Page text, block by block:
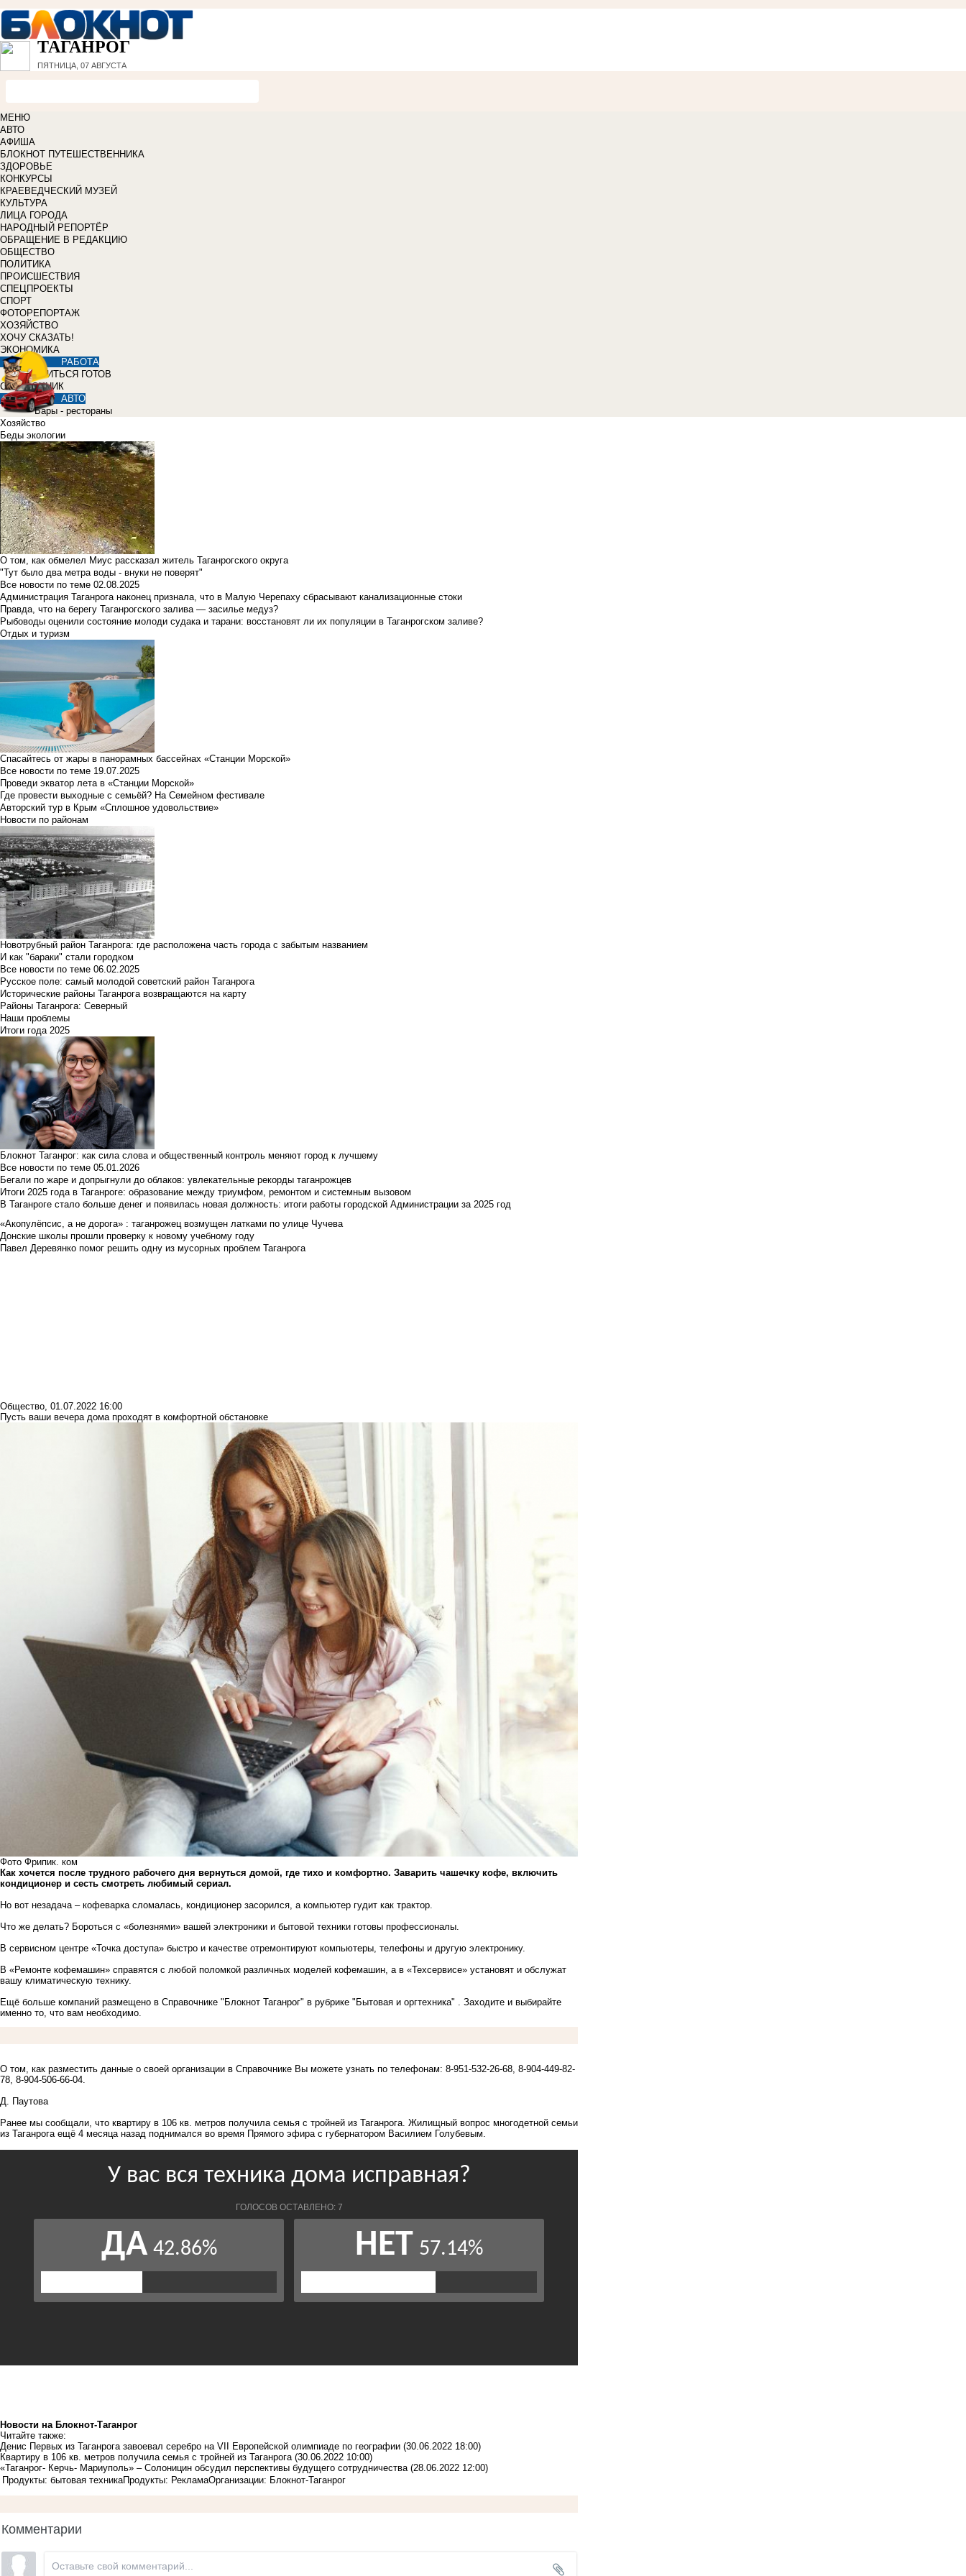
ТАГАНРОГ
ПЯТНИЦА, 07 АВГУСТА
МЕНЮ
АВТО
АФИША
БЛОКНОТ ПУТЕШЕСТВЕННИКА
ЗДОРОВЬЕ
КОНКУРСЫ
КРАЕВЕДЧЕСКИЙ МУЗЕЙ
КУЛЬТУРА
ЛИЦА ГОРОДА
НАРОДНЫЙ РЕПОРТЁР
ОБРАЩЕНИЕ В РЕДАКЦИЮ
ОБЩЕСТВО
ПОЛИТИКА
ПРОИСШЕСТВИЯ
СПЕЦПРОЕКТЫ
СПОРТ
ФОТОРЕПОРТАЖ
ХОЗЯЙСТВО
ХОЧУ СКАЗАТЬ!
ЭКОНОМИКА
РАБОТА
УЧИТЬСЯ ГОТОВ
СПРАВОЧНИК
АВТО
Бары - рестораны
Хозяйство
Беды экологии
О том, как обмелел Миус рассказал житель Таганрогского округа
"Тут было два метра воды - внуки не поверят"
Все новости по теме 02.08.2025
Администрация Таганрога наконец признала, что в Малую Черепаху сбрасывают канализационные стоки
Правда, что на берегу Таганрогского залива — засилье медуз?
Рыбоводы оценили состояние молоди судака и тарани: восстановят ли их популяции в Таганрогском заливе?
Отдых и туризм
Спасайтесь от жары в панорамных бассейнах «Станции Морской»
Все новости по теме 19.07.2025
Проведи экватор лета в «Станции Морской»
Где провести выходные с семьёй? На Семейном фестивале
Авторский тур в Крым «Сплошное удовольствие»
Новости по районам
Новотрубный район Таганрога: где расположена часть города с забытым названием
И как "бараки" стали городком
Все новости по теме 06.02.2025
Русское поле: самый молодой советский район Таганрога
Исторические районы Таганрога возвращаются на карту
Районы Таганрога: Северный
Наши проблемы
Итоги года 2025
Блокнот Таганрог: как сила слова и общественный контроль меняют город к лучшему
Все новости по теме 05.01.2026
Бегали по жаре и допрыгнули до облаков: увлекательные рекорды таганрожцев
Итоги 2025 года в Таганроге: образование между триумфом, ремонтом и системным вызовом
В Таганроге стало больше денег и появилась новая должность: итоги работы городской Администрации за 2025 год
«Акопулёпсис, а не дорога» : таганрожец возмущен латками по улице Чучева
Донские школы прошли проверку к новому учебному году
Павел Деревянко помог решить одну из мусорных проблем Таганрога
Общество, 01.07.2022 16:00
Пусть ваши вечера дома проходят в комфортной обстановке
Фото Фрипик. ком
Как хочется после трудного рабочего дня вернуться домой, где тихо и комфортно. Заварить чашечку кофе, включить
кондиционер и сесть смотреть любимый сериал.
Но вот незадача – кофеварка сломалась, кондиционер засорился, а компьютер гудит как трактор.
Что же делать? Бороться с «болезнями» вашей электроники и бытовой техники готовы профессионалы.
В сервисном центре «Точка доступа» быстро и качестве отремонтируют компьютеры, телефоны и другую электронику.
В «Ремонте кофемашин» справятся с любой поломкой различных моделей кофемашин, а в «Техсервисе» установят и обслужат
вашу климатическую технику.
Ещё больше компаний размещено в Справочнике "Блокнот Таганрог" в рубрике "Бытовая и оргтехника" . Заходите и выбирайте
именно то, что вам необходимо.
О том, как разместить данные о своей организации в Справочнике Вы можете узнать по телефонам: 8-951-532-26-68, 8-904-449-82-
78, 8-904-506-66-04.
Д. Паутова
Ранее мы сообщали, что квартиру в 106 кв. метров получила семья с тройней из Таганрога. Жилищный вопрос многодетной семьи
из Таганрога ещё 4 месяца назад поднимался во время Прямого эфира с губернатором Василием Голубевым.
Новости на Блoкнoт-Таганрог
Читайте также:
Денис Первых из Таганрога завоевал серебро на VII Европейской олимпиаде по географии (30.06.2022 18:00)
Квартиру в 106 кв. метров получила семья с тройней из Таганрога (30.06.2022 10:00)
«Таганрог- Керчь- Мариуполь» – Солоницин обсудил перспективы будущего сотрудничества (28.06.2022 12:00)
Продукты: бытовая техникаПродукты: РекламаОрганизации: Блокнот-Таганрог
Комментарии